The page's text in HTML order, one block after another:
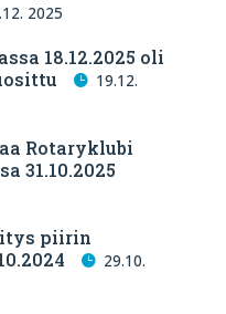
2025
18.12.2025 oli
19.12.
Rotaryklubi
31.10.2025
piirin
29.10.